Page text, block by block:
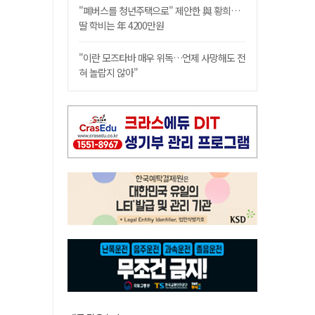
"폐버스를 청년주택으로" 제안한 與 황희…
딸 학비는 年 4200만원
"이란 모즈타바 매우 위독…언제 사망해도 전
혀 놀랍지 않아"